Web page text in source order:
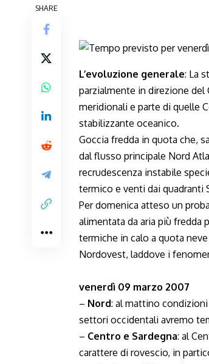
SHARE
L’evoluzione generale: La
parzialmente in direzione del
meridionali e parte di quelle
stabilizzante oceanico.
Goccia fredda in quota che,
dal flusso principale Nord
recrudescenza instabile
termico e venti dai quadranti
Per domenica atteso un
alimentata da aria più fredda
termiche in calo a quota
Nordovest, laddove i
venerdì 09 marzo 2007
– Nord: al mattino
settori occidentali avremo
– Centro e Sardegna: al
carattere di rovescio, in